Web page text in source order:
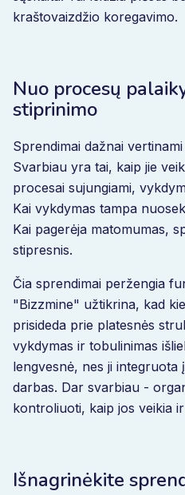
kraštovaizdžio koregavimo.
Nuo procesų
stiprinimo
Sprendimai dažnai
Svarbiau yra tai, kaip jie
procesai sujungiami,
Kai vykdymas tampa
Kai pagerėja matomumas,
stipresnis.
Čia sprendimai peržengia
"Bizzmine" užtikrina, kad
prisideda prie platesnės
vykdymas ir tobulinimas
lengvesnė, nes ji integruota
darbas. Dar svarbiau -
kontroliuoti, kaip jos veikia
Išnagrinėkite